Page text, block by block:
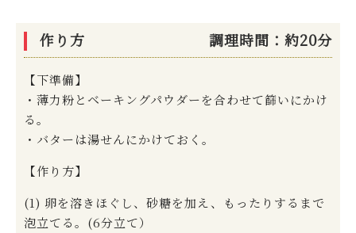
作り方 調理時間：約20分
【下準備】
・薄力粉とベーキングパウダーを合わせて篩いにかけ
る。
・バターは湯せんにかけておく。
【作り方】
(1) 卵を溶きほぐし、砂糖を加え、もったりするまで
泡立てる。(6分立て）